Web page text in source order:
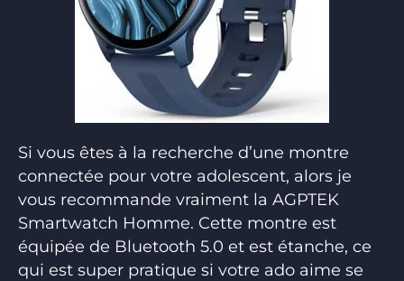
Si vous êtes à la recherche d’une montre
connectée pour votre adolescent, alors je
vous recommande vraiment la AGPTEK
Smartwatch Homme. Cette montre est
équipée de Bluetooth 5.0 et est étanche, ce
qui est super pratique si votre ado aime se